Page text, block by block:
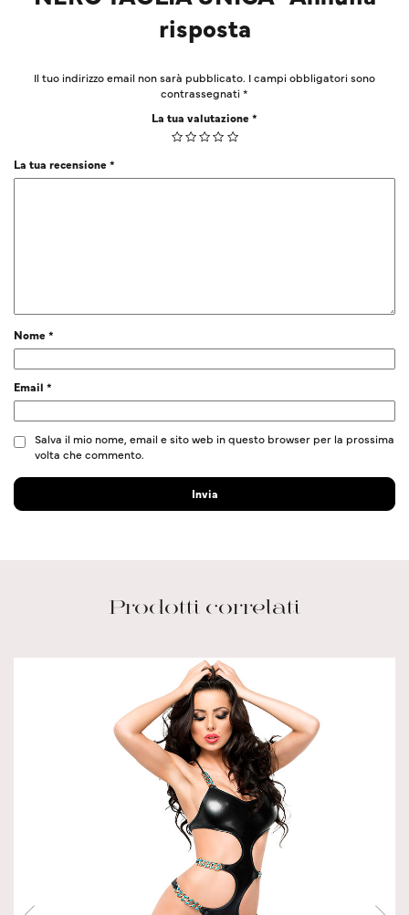
risposta
Il tuo indirizzo email non sarà pubblicato. I campi obbligatori sono
contrassegnati*
La tua valutazione*
La tua recensione*
Nome*
Email *
Salva il mio nome, email e sito web in questo browser per la prossima
volta che commento.
Prodotti correlati